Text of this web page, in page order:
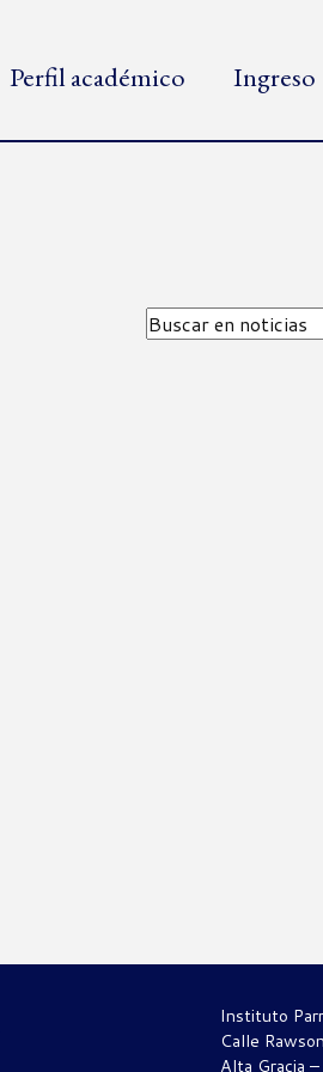
Perfil académico Ingreso
Instituto
Calle
Alta Gracia